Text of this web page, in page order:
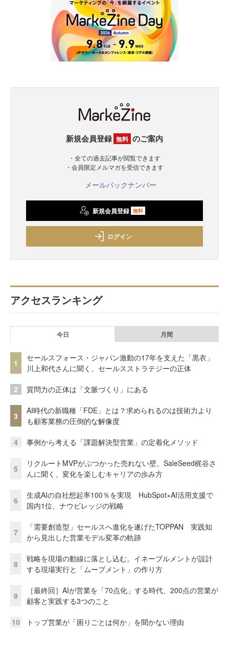
新規会員登録 無料 のご案内
・全ての過去記事が閲覧できます
・会員限定メルマガを受信できます
メールバックナンバー
新規会員登録 無料
ログイン
アクセスランキング
今日 月間
1
セールスフォース・ジャパン激動の17年を支えた「黒衣」
川上和代さんに聞く、セールスストラテジーの正体
2 質問力の正体は「文脈づくり」にある
3
AI時代の新職種「FDE」とは？求められるのは技術力より
も顧客業務の圧倒的な解像度
4 事例から考える「課題解決型営業」の定着化メソッド
5
リクルートMVPがぶつかった売れない壁。SaleSeed梶谷さ
んに聞く、変化を楽しむキャリアの歩み方
6
生成AIの自社想起率100％を実現 HubSpot×AI活用支援で
国内1位、ナウビレッジの戦略
7
「需要創造型」セールスへ進化を遂げたTOPPAN 実践知
から見出した営業モデル変革の軌跡
8
戦略を現場の動線に落とし込む。イネーブルメントが設計
する現場実行と「ムーブメント」の作り方
9
［最終回］AIが営業を「70点化」する時代、200点の営業が
顧客と実践する3つのこと
10 トップ営業が「困りごとは何か」を聞かない理由